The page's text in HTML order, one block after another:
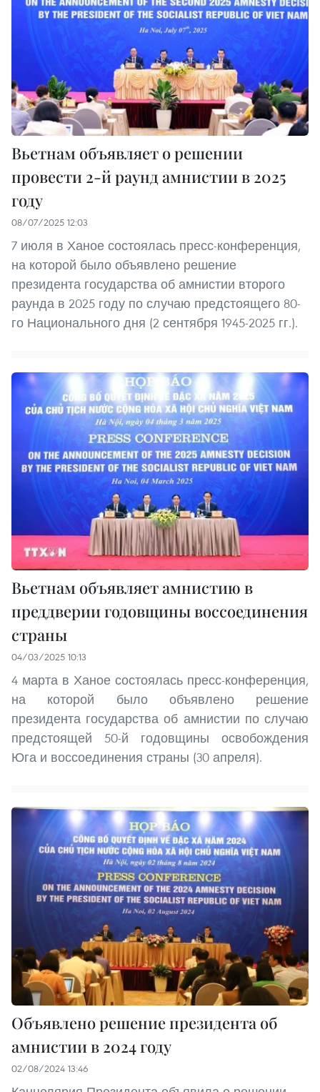
Вьетнам объявляет о решении
провести 2-й раунд амнистии в 2025
году
08/07/2025 12:03
7 июля в Ханое состоялась пресс-конференция,
на которой было объявлено решение
президента государства об амнистии второго
раунда в 2025 году по случаю предстоящего 80-
го Национального дня (2 сентября 1945-2025 гг.).
Вьетнам объявляет амнистию в
преддверии годовщины воссоединения
страны
04/03/2025 10:13
4 марта в Ханое состоялась пресс-конференция,
на которой было объявлено решение
президента государства об амнистии по случаю
предстоящей 50-й годовщины освобождения
Юга и воссоединения страны (30 апреля).
Объявлено решение президента об
амнистии в 2024 году
02/08/2024 13:46